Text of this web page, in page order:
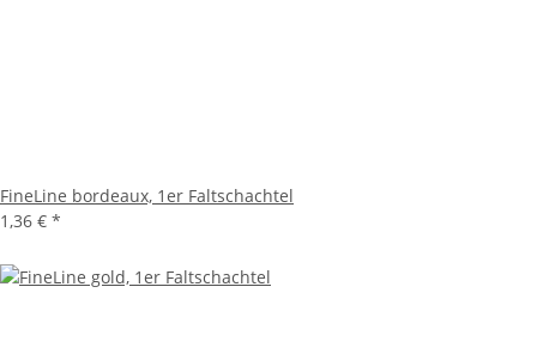
FineLine bordeaux, 1er Faltschachtel
1,36 € *